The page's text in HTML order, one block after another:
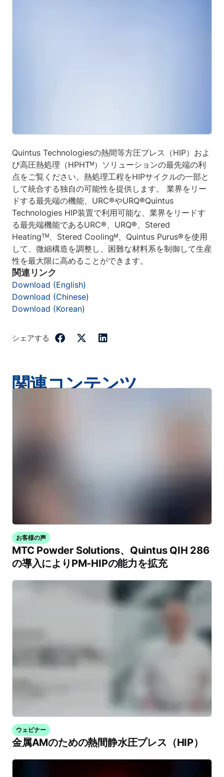
Quintus Technologiesの熱間等方圧プレス（HIP）およ
び高圧熱処理（HPHTᴹ）ソリューションの最先端の利
点をご覧ください。熱処理工程をHIPサイクルの一部と
して統合する独自の可能性を提供します。 業界をリー
ドする最先端の機能、URC®やURQ®Quintus
Technologies HIP装置で利用可能な、業界をリードす
る最先端機能であるURC®、URQ®、Stered
Heatingᵀᴹ、Stered Coolingᴹ、Quintus Purus®を使用
して、微細構造を調整し、困難な材料系を制御して生産
性を最大限に高めることができます。
関連リンク
Download (English)
Download (Chinese)
Download (Korean)
シェアする
関連コンテンツ
お客様の声
MTC Powder Solutions、Quintus QIH 286
の導入によりPM-HIPの能力を拡充
ウェビナー
金属AMのための熱間静水圧プレス（HIP）